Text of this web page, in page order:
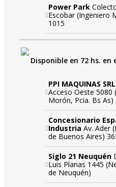
Power Park
Escobar (Ingeniero
1015
Disponible en 72 hs. en
PPI MAQUINAS SRL
Acceso Oeste 5080
Morón, Pcia. Bs As)
Concesionario
Industria Av. Ader
de Buenos Aires)
Siglo 21 Neuquén
Luis Planas 1445
de Neuquén)